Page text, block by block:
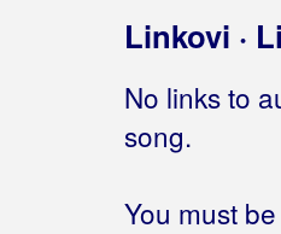
Linkovi ·
No links to
song.
You must